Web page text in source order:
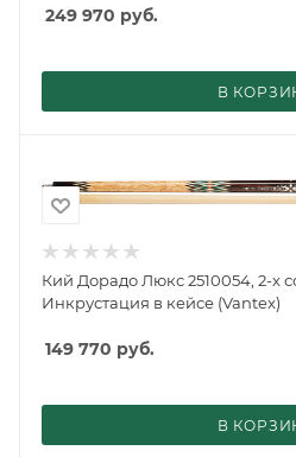
249 970 руб.
В
Кий Дорадо Люкс 2510054, 2-х
Инкрустация в кейсе (Vantex)
149 770 руб.
В